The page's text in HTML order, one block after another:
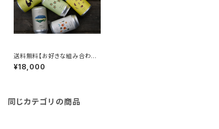
送料無料【お好きな組み合わ
せ 24本セット】
¥18,000
同じカテゴリの商品